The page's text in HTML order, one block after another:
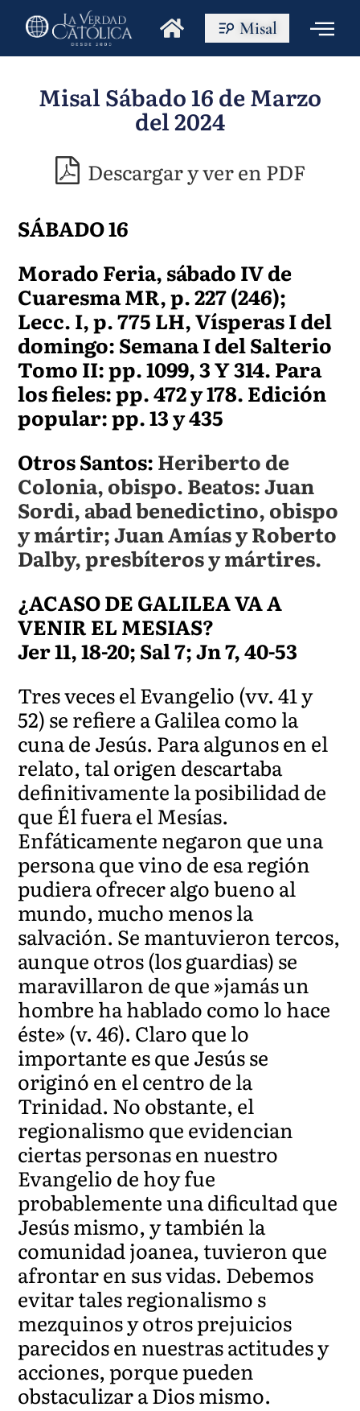
Misal
Misal Sábado 16 de Marzo
del 2024
Descargar y ver en PDF
SÁBADO 16
Morado Feria, sábado IV de
Cuaresma MR, p. 227 (246);
Lecc. I, p. 775 LH, Vísperas I del
domingo: Semana I del Salterio
Tomo II: pp. 1099, 3 Y 314. Para
los fieles: pp. 472 y 178. Edición
popular: pp. 13 y 435
Otros Santos:Heriberto de
Colonia, obispo. Beatos: Juan
Sordi, abad benedictino, obispo
y mártir; Juan Amías y Roberto
Dalby, presbíteros y mártires.
¿ACASO DE GALILEA VA A
VENIR EL MESIAS?
Jer 11, 18-20; Sal 7; Jn 7, 40-53
Tres veces el Evangelio (vv. 41 y
52) se refiere a Galilea como la
cuna de Jesús. Para algunos en el
relato, tal origen descartaba
definitivamente la posibilidad de
que Él fuera el Mesías.
Enfáticamente negaron que una
persona que vino de esa región
pudiera ofrecer algo bueno al
mundo, mucho menos la
salvación. Se mantuvieron tercos,
aunque otros (los guardias) se
maravillaron de que »jamás un
hombre ha hablado como lo hace
éste» (v. 46). Claro que lo
importante es que Jesús se
originó en el centro de la
Trinidad. No obstante, el
regionalismo que evidencian
ciertas personas en nuestro
Evangelio de hoy fue
probablemente una dificultad que
Jesús mismo, y también la
comunidad joanea, tuvieron que
afrontar en sus vidas. Debemos
evitar tales regionalismo s
mezquinos y otros prejuicios
parecidos en nuestras actitudes y
acciones, porque pueden
obstaculizar a Dios mismo.